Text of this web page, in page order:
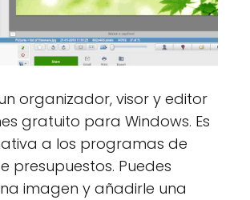
organizador, visor y editor
gratuito para Windows. Es
a los programas de
presupuestos. Puedes
imagen y añadirle una